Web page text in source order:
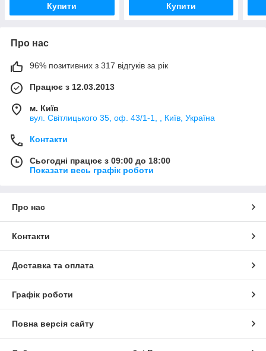
Купити Купити
Про нас
96% позитивних з 317 відгуків за рік
Працює з 12.03.2013
м. Київ
вул. Світлицького 35, оф. 43/1-1, , Київ, Україна
Контакти
Сьогодні працює з 09:00 до 18:00
Показати весь графік роботи
Про нас
Контакти
Доставка та оплата
Графік роботи
Повна версія сайту